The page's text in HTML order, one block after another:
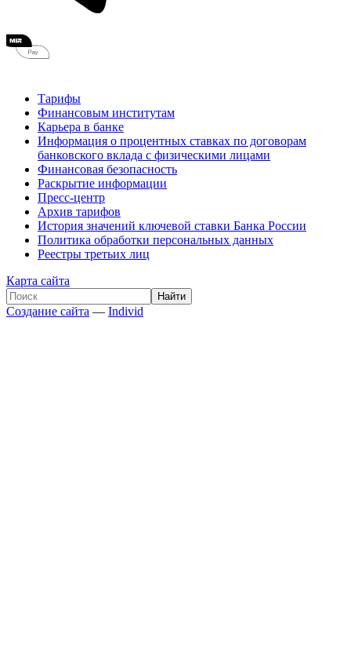
Тарифы
Финансовым институтам
Карьера в банке
Информация о процентных ставках по договорам
банковского вклада с физическими лицами
Финансовая безопасность
Раскрытие информации
Пресс-центр
Архив тарифов
История значений ключевой ставки Банка России
Политика обработки персональных данных
Реестры третьих лиц
Карта сайта
Создание сайта — Individ